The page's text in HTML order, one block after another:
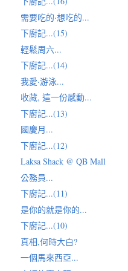
需要吃的·想吃的...
下廚記...(15)
輕鬆周六...
下廚記...(14)
我愛·游泳...
收藏, 這一份感動...
下廚記...(13)
國慶月...
下廚記...(12)
Laksa Shack @ QB Mall
公務員...
下廚記...(11)
是你的就是你的...
下廚記...(10)
真相,何時大白?
一個馬來西亞...